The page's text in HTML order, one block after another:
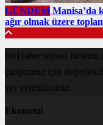
GÜNDEM Manisa’da
ağır olmak üzere
BirHaber teması
çalışmanız için
yer verebilirsiniz.
Ekonomi